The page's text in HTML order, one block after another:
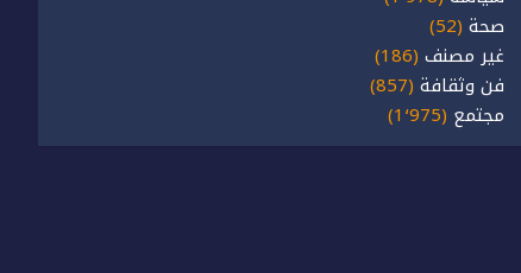
صحة (52)
غير مصنف (186)
فن وثقافة (857)
مجتمع (1٬975)